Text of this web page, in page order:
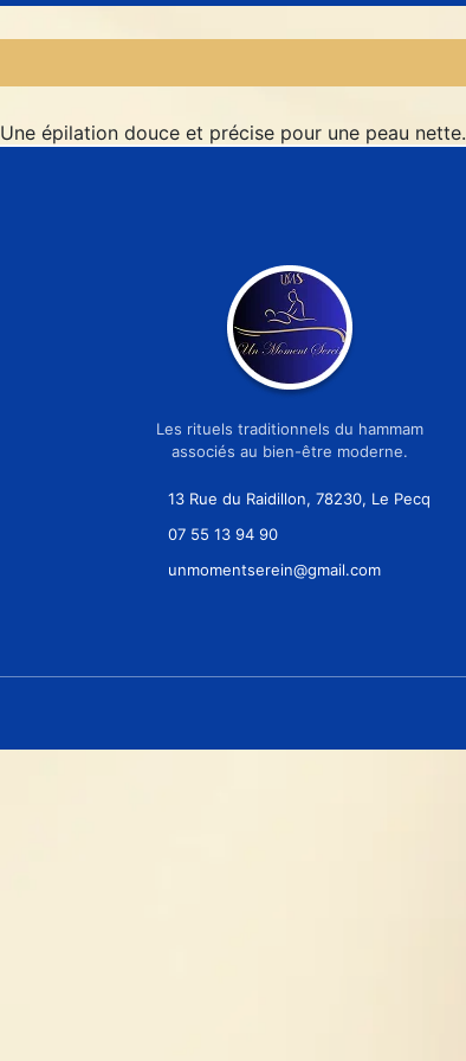
Une épilation douce et précise pour une peau nette.
Les rituels traditionnels du hammam
associés au bien-être moderne.
13 Rue du Raidillon, 78230, Le Pecq
07 55 13 94 90
unmomentserein@gmail.com